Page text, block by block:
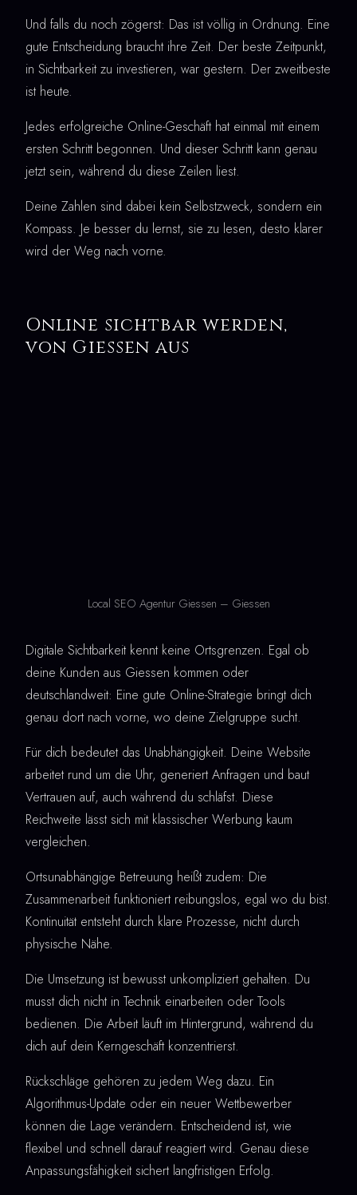
Und falls du noch zögerst: Das ist völlig in Ordnung. Eine
gute Entscheidung braucht ihre Zeit. Der beste Zeitpunkt,
in Sichtbarkeit zu investieren, war gestern. Der zweitbeste
ist heute.
Jedes erfolgreiche Online-Geschäft hat einmal mit einem
ersten Schritt begonnen. Und dieser Schritt kann genau
jetzt sein, während du diese Zeilen liest.
Deine Zahlen sind dabei kein Selbstzweck, sondern ein
Kompass. Je besser du lernst, sie zu lesen, desto klarer
wird der Weg nach vorne.
Online sichtbar werden,
von Giessen aus
Local SEO Agentur Giessen – Giessen
Digitale Sichtbarkeit kennt keine Ortsgrenzen. Egal ob
deine Kunden aus Giessen kommen oder
deutschlandweit: Eine gute Online-Strategie bringt dich
genau dort nach vorne, wo deine Zielgruppe sucht.
Für dich bedeutet das Unabhängigkeit. Deine Website
arbeitet rund um die Uhr, generiert Anfragen und baut
Vertrauen auf, auch während du schläfst. Diese
Reichweite lässt sich mit klassischer Werbung kaum
vergleichen.
Ortsunabhängige Betreuung heißt zudem: Die
Zusammenarbeit funktioniert reibungslos, egal wo du bist.
Kontinuität entsteht durch klare Prozesse, nicht durch
physische Nähe.
Die Umsetzung ist bewusst unkompliziert gehalten. Du
musst dich nicht in Technik einarbeiten oder Tools
bedienen. Die Arbeit läuft im Hintergrund, während du
dich auf dein Kerngeschäft konzentrierst.
Rückschläge gehören zu jedem Weg dazu. Ein
Algorithmus-Update oder ein neuer Wettbewerber
können die Lage verändern. Entscheidend ist, wie
flexibel und schnell darauf reagiert wird. Genau diese
Anpassungsfähigkeit sichert langfristigen Erfolg.